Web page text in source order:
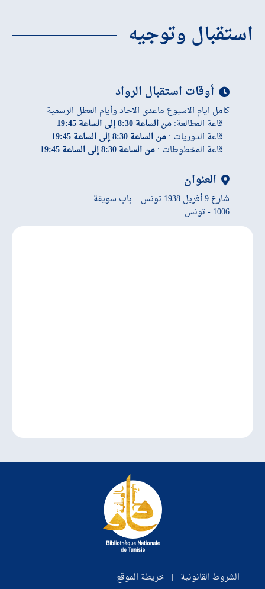
استقبال وتوجيه
أوقات استقبال الرواد
كامل ايام الاسبوع ماعدى الاحاد وأيام العطل الرسمية
– قاعة المطالعة:من الساعة 8:30 إلى الساعة 19:45
– قاعة الدوريات :من الساعة 8:30 إلى الساعة 19:45
– قاعة المخطوطات :من الساعة 8:30 إلى الساعة 19:45
العنوان
شارع 9 أفريل 1938 تونس – باب سويقة
1006 - تونس
الشروط القانونية | خريطة الموقع